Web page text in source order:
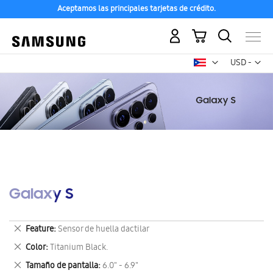
Aceptamos las principales tarjetas de crédito.
USD -
dólar
Mi carrito
Galaxy S
Feature Sensor de huella dactilar
Eliminar
este
artículo
Color Titanium Black.
Eliminar
este
Tamaño de pantalla 6.0" - 6.9"
Eliminar